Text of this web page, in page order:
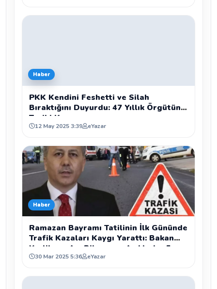
Haber
PKK Kendini Feshetti ve Silah
Bıraktığını Duyurdu: 47 Yıllık Örgütün
Tarihi Kararı
12 May 2025 3:39 eYazar
Haber
Ramazan Bayramı Tatilinin İlk Gününde
Trafik Kazaları Kaygı Yarattı: Bakan
Yerlikaya Acı Bilançoyu Açıkladı - 5
Ölü, 1219 Yaralı
30 Mar 2025 5:36 eYazar